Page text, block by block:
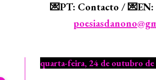
💌PT: Contacto /
quarta-feira, 24 de outubro